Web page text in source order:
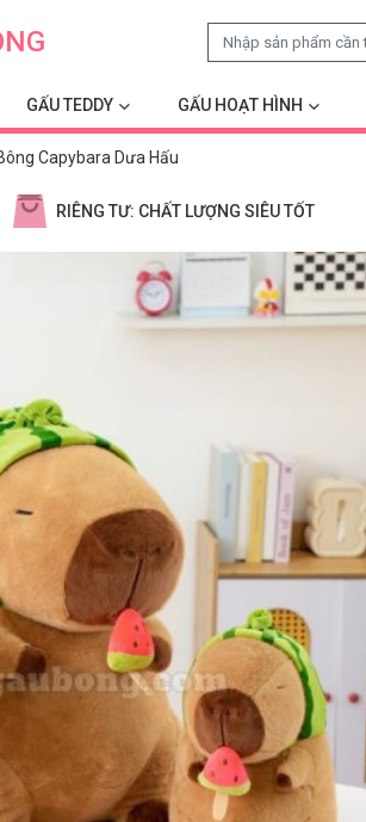
GẤU TEDDY GẤU HOẠT HÌNH
Capybara Dưa Hấu
RIÊNG TƯ: CHẤT LƯỢNG SIÊU TỐT